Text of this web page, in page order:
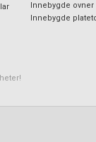
Innebygde ovner
Innebygde